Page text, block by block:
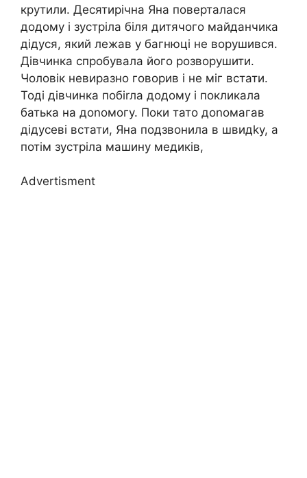
крутили. Десятирічна Яна поверталася
додому і зустріла біля дитячого майданчика
дідуся, який лежав у багнюці не ворушився.
Дівчинка спробувала його розворушити.
Чоловік невиразно говорив і не міг встати.
Тоді дівчинка побіrла додому і покликала
батька на доnомогу. Поки тато доnомагав
дідусеві встати, Яна подзвонила в швидkу, а
потім зустріла машину медиків,
Advertisment